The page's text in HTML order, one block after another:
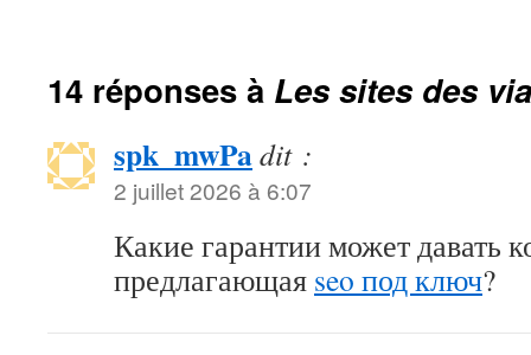
14 réponses à Les sites des
spk_mwPadit :
2 juillet 2026 à 6:07
Какие гарантии может давать
предлагающая seo под ключ?